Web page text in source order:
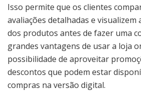
Isso permite que os clientes
avaliações detalhadas e visualizem
dos produtos antes de fazer uma
grandes vantagens de usar a loja
possibilidade de aproveitar
descontos que podem estar
compras na versão digital.